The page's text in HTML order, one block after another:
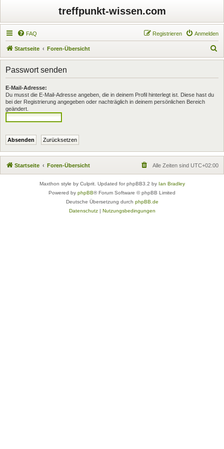
treffpunkt-wissen.com
FAQ Anmelden
Registrieren
Startseite Foren-Übersicht
u
Passwort senden
E-Mail-Adresse:
Du musst die E-Mail-Adresse angeben, die in deinem Profil hinterlegt ist. Diese hast du
bei der Registrierung angegeben oder nachträglich in deinem persönlichen Bereich
geändert.
Startseite Foren-Übersicht Alle Zeiten sind UTC+02:00
Maxthon style by Culprit. Updated for phpBB3.2 by Ian Bradley
Powered by phpBB® Forum Software © phpBB Limited
Deutsche Übersetzung durch phpBB.de
Datenschutz| Nutzungsbedingungen